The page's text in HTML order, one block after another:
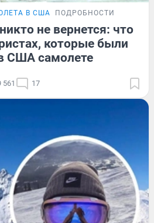
В США ПОДРОБНОСТИ
не вернется: что
которые были
США самолете
561 17